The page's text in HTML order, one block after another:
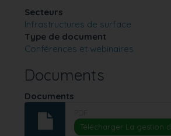
Secteurs
Infrastructures de surface
Type de document
Conférences et webinaires
Documents
Documents
Télécharger La gestion